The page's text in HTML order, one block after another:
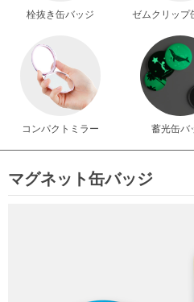
栓抜き缶バッジ ゼムクリップ
コンパクトミラー 蓄光缶バ
マグネット缶バッジ